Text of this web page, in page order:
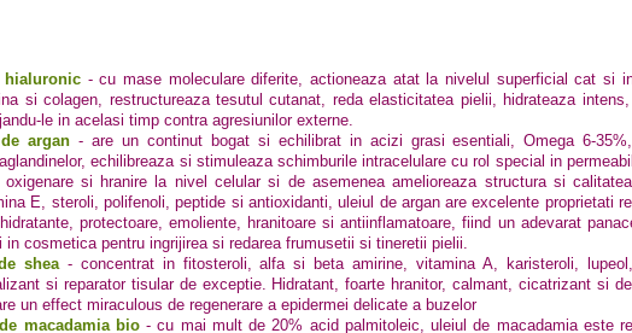
hialuronic- cu mase moleculare diferite, actioneaza atat la nivelul superficial cat si
si colagen, restructureaza tesutul cutanat, reda elasticitatea pielii, hidrateaza
le in acelasi timp contra agresiunilor externe.
argan - are un continut bogat si echilibrat in acizi grasi esentiali, Omega 6-
echilibreaza si stimuleaza schimburile intracelulare cu rol special in
oxigenare si hranire la nivel celular si de asemenea amelioreaza structura si
E, steroli, polifenoli, peptide si antioxidanti, uleiul de argan are excelente proprietati
protectoare, emoliente, hranitoare si antiinflamatoare, fiind un adevarat
in cosmetica pentru ingrijirea si redarea frumusetii si tineretii pielii.
shea- concentrat in fitosteroli, alfa si beta amirine, vitamina A, karisteroli,
si reparator tisular de exceptie. Hidratant, foarte hranitor, calmant, cicatrizant si
un effect miraculous de regenerare a epidermei delicate a buzelor
macadamia bio-cu mai mult de 20% acid palmitoleic, uleiul de macadamia este